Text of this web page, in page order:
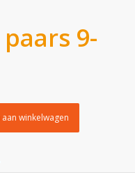
9-
winkelwagen